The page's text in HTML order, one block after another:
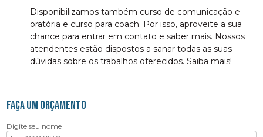
Disponibilizamos também curso de comunicação e
oratória e curso para coach. Por isso, aproveite a sua
chance para entrar em contato e saber mais. Nossos
atendentes estão dispostos a sanar todas as suas
dúvidas sobre os trabalhos oferecidos. Saiba mais!
FAÇA UM ORÇAMENTO
Digite seu nome